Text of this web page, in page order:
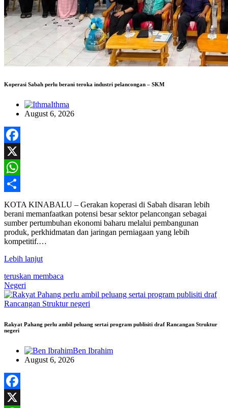
Koperasi Sabah perlu berani teroka industri pelancongan – SKM
Ithma
August 6, 2026
Facebook
X
WhatsApp
Share
KOTA KINABALU – Gerakan koperasi di Sabah disaran lebih
berani memanfaatkan potensi besar sektor pelancongan sebagai
sumber pertumbuhan ekonomi baharu melalui pembangunan
produk, perkhidmatan dan jaringan perniagaan yang lebih
kompetitif.…
Lebih lanjut
teruskan membaca
Negeri
Rakyat Pahang perlu ambil peluang sertai program publisiti draf Rancangan Struktur
negeri
Ben Ibrahim
August 6, 2026
Facebook